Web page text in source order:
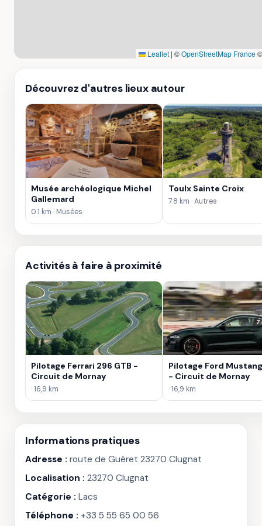
Leaflet | ©OpenStreetMap France
Découvrez d'autres lieux autour
Musée archéologique Michel
Gallemard
0.1 km · Musées
Toulx Sainte Croix
7.8 km · Autres
Activités à faire à proximité
Pilotage Ferrari 296 GTB -
Circuit de Mornay
· 16,9 km
Pilotage Ford
- Circuit de Mornay
· 16,9 km
Informations pratiques
Adresse : route de Guéret 23270 Clugnat
Localisation : 23270 Clugnat
Catégorie : Lacs
Téléphone : +33 5 55 65 00 56